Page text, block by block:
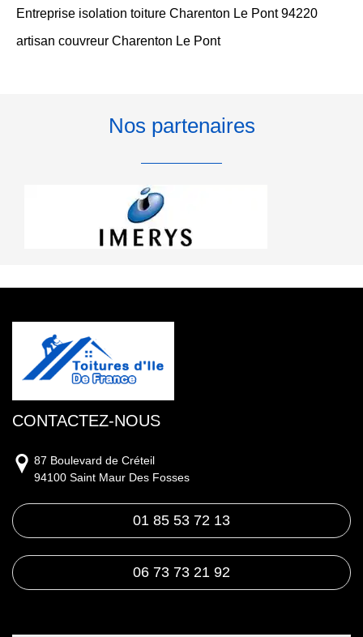
Entreprise isolation toiture Charenton Le Pont 94220
artisan couvreur Charenton Le Pont
Nos partenaires
CONTACTEZ-NOUS
87 Boulevard de Créteil
94100 Saint Maur Des Fosses
01 85 53 72 13
06 73 73 21 92